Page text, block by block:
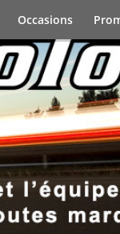
Occasions